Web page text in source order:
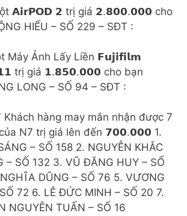
𝗔𝗶𝗿𝗣𝗢𝗗 𝟮 trị giá 𝟮.𝟴𝟬𝟬.𝟬𝟬𝟬 cho
HIẾU – SỐ 229 – SĐT :
Máy Ảnh Lấy Liền 𝗙𝘂𝗷𝗶𝗳𝗶𝗹𝗺
trị giá 𝟭.𝟴𝟱𝟬.𝟬𝟬𝟬 cho bạn
LONG – SỐ 94 – SĐT :
Khách hàng may mắn nhận được 7
N7 trị giá lên đến 𝟳𝟬𝟬.𝟬𝟬𝟬 1.
– SỐ 158 2. NGUYỄN KHẮC
– SỐ 132 3. VŨ ĐĂNG HUY – SỐ
DŨNG – SỐ 76 5. VƯƠNG
72 6. LÊ ĐỨC MINH – SỐ 20 7.
NGUYÊN TUẤN – SỐ 16